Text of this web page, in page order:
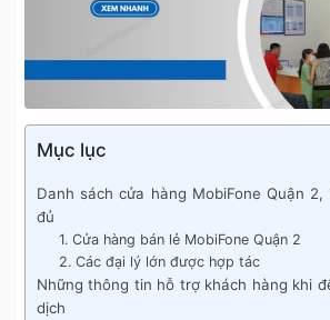
Mục lục
Danh sách cửa hàng MobiFone Quận
đủ
1. Cửa hàng bán lẻ MobiFone Quận 2
2. Các đại lý lớn được hợp tác
Những thông tin hỗ trợ khách hàng khi
dịch